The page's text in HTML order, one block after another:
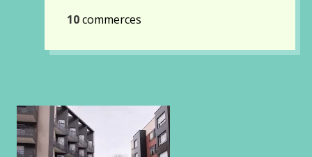
10commerces
Gallery
images